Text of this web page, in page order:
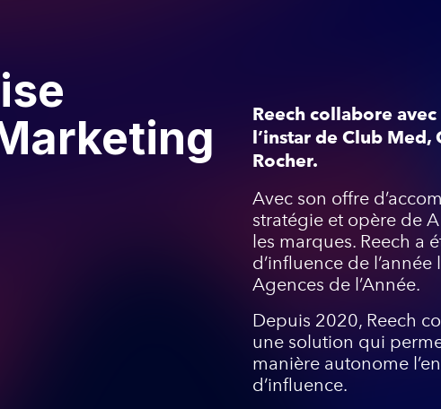
Reech collabore
l’instar de Club Med,
Rocher.
Avec son offre
stratégie et opère de
les marques. Reech a
d’influence de
Agences de l’Année.
Depuis 2020, Reech
une solution qui
manière autonome
d’influence.